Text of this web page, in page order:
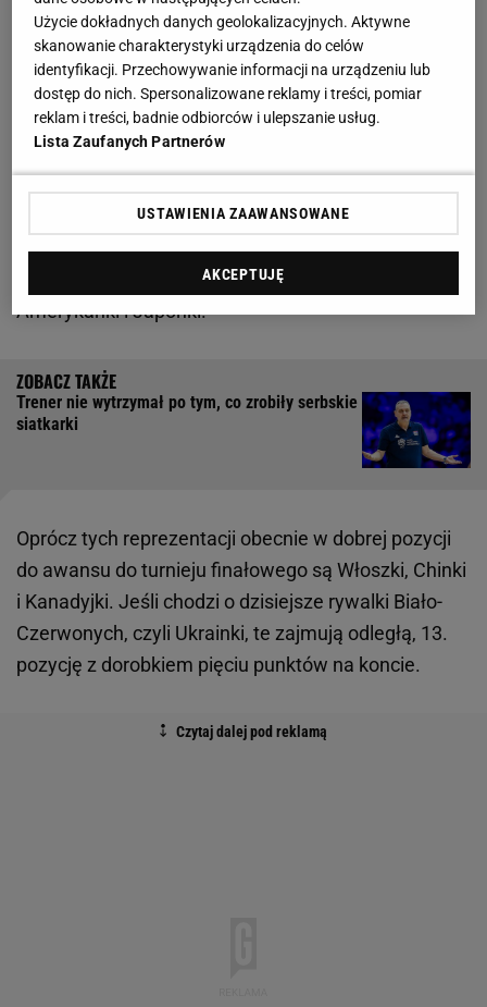
Polki wciąż walczą o turniej finałowy Ligi Narodów.
Oto tabela
Dzięki wygranej Biało-Czerwone zanotowały kolejny
finałowego wywalczy siedem najlepszych drużyn, a
Polki obecnie zajmują czwartą pozycję. Przed
plasują się liderujące Brazylijki,
Amerykanki i Japonki.
Trener nie wytrzymał po tym, co zrobiły serbskie
siatkarki
Oprócz tych reprezentacji obecnie w dobrej pozycji
do awansu do turnieju finałowego są Włoszki, Chinki
i Kanadyjki. Jeśli chodzi o dzisiejsze rywalki Biało-
Czerwonych, czyli Ukrainki, te zajmują odległą, 13.
pozycję z dorobkiem pięciu punktów na koncie.
Użycie dokładnych danych geolokalizacyjnych. Aktywne
skanowanie charakterystyki urządzenia do celów
identyfikacji. Przechowywanie informacji na urządzeniu lub
dostęp do nich. Spersonalizowane reklamy i treści, pomiar
reklam i treści, badnie odbiorców i ulepszanie usług.
Lista Zaufanych Partnerów
USTAWIENIA ZAAWANSOWANE
AKCEPTUJĘ